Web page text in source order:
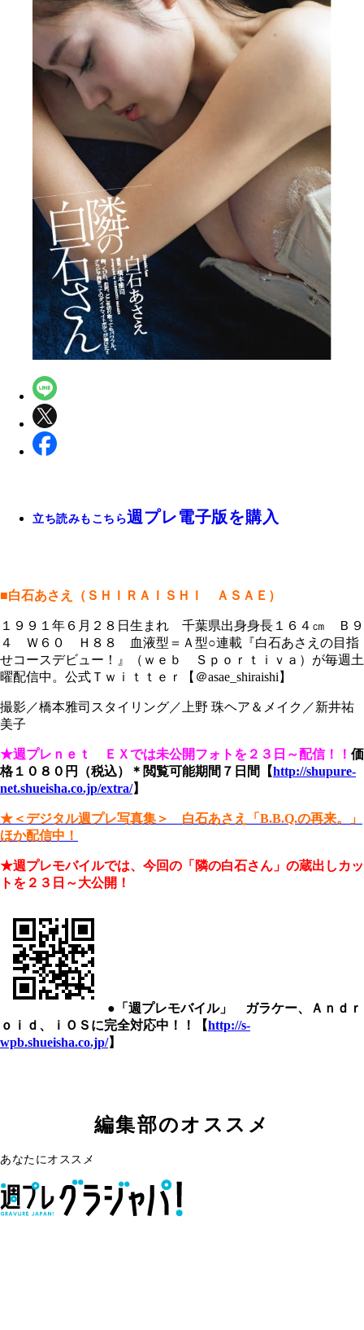
立ち読みもこちら週プレ電子版を購入
■白石あさえ（ＳＨＩＲＡＩＳＨＩ ＡＳＡＥ）
１９９１年６月２８日生まれ 千葉県出身身長１６４㎝ Ｂ９
４ Ｗ６０ Ｈ８８ 血液型＝Ａ型○連載『白石あさえの目指
せコースデビュー！』（ｗｅｂ Ｓｐｏｒｔｉｖａ）が毎週土
曜配信中。公式Ｔｗｉｔｔｅｒ【＠asae_shiraishi】
撮影／橋本雅司スタイリング／上野 珠ヘア＆メイク／新井祐
美子
★週プレｎｅｔ ＥＸでは未公開フォトを２３日～配信！！ 価
格１０８０円（税込）＊閲覧可能期間７日間
【http://shupure-
net.shueisha.co.jp/extra/】
★＜デジタル週プレ写真集＞ 白石あさえ「B.B.Q.の再来。」
ほか配信中！
★週プレモバイルでは、今回の「隣の白石さん」の蔵出しカッ
トを２３日～大公開！
●「週プレモバイル」 ガラケー、Ａｎｄｒ
ｏｉｄ、ｉＯＳに完全対応中！！【http://s-
wpb.shueisha.co.jp/】
編集部のオススメ
あなたにオススメ